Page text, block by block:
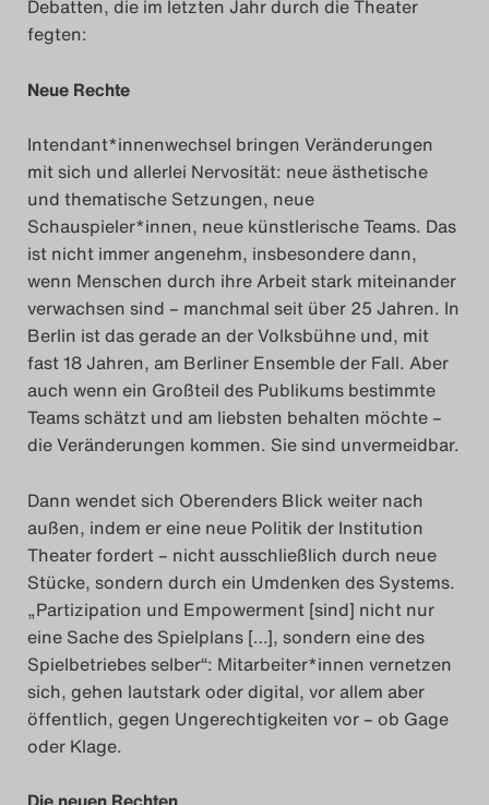
Das Theatertreffen-Blog
Das Theatertreffen-Blog
Archiv
Impressum
Nutzungsbedingungen
Search
Debatten, die im letzten Jahr durch die Theater
fegten:
Neue Rechte
Intendant*innenwechsel bringen Veränderungen
mit sich und allerlei Nervosität: neue ästhetische
und thematische Setzungen, neue
Schauspieler*innen, neue künstlerische Teams. Das
ist nicht immer angenehm, insbesondere dann,
wenn Menschen durch ihre Arbeit stark miteinander
verwachsen sind – manchmal seit über 25 Jahren. In
Berlin ist das gerade an der Volksbühne und, mit
fast 18 Jahren, am Berliner Ensemble der Fall. Aber
auch wenn ein Großteil des Publikums bestimmte
Teams schätzt und am liebsten behalten möchte –
die Veränderungen kommen. Sie sind unvermeidbar.
Dann wendet sich Oberenders Blick weiter nach
außen, indem er eine neue Politik der Institution
Theater fordert – nicht ausschließlich durch neue
Stücke, sondern durch ein Umdenken des Systems.
„Partizipation und Empowerment [sind] nicht nur
eine Sache des Spielplans […], sondern eine des
Spielbetriebes selber“: Mitarbeiter*innen vernetzen
sich, gehen lautstark oder digital, vor allem aber
öffentlich, gegen Ungerechtigkeiten vor ­– ob Gage
oder Klage.